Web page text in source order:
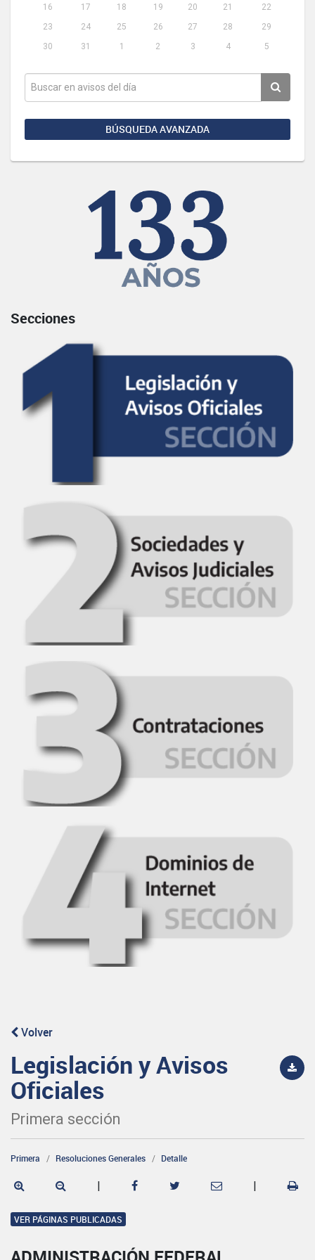
16
17 18 19 20 21
22
23
24 25 26 27 28
29
30
31 1 2 3 4 5
BÚSQUEDA AVANZADA
Secciones
Volver
Legislación y Avisos
Oficiales
Primera sección
Primera Resoluciones Generales Detalle
| |
VER PÁGINAS PUBLICADAS